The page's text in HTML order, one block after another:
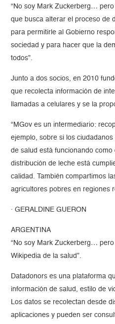
“No soy Mark Zuckerberg…
que busca alterar el proceso de
para permitirle al Gobierno
sociedad y para hacer que la
todos”.
Junto a dos socios, en 2010
que recolecta información de
llamadas a celulares y se la
“MGov es un intermediario:
ejemplo, sobre si los
de salud está funcionando
distribución de leche está
calidad. También compartimos
agricultores pobres en regiones
· GERALDINE GUERON
ARGENTINA
“No soy Mark Zuckerberg…
Wikipedia de la salud”.
Datadonors es una plataforma
información de salud, estilo de
Los datos se recolectan desde
aplicaciones y pueden ser